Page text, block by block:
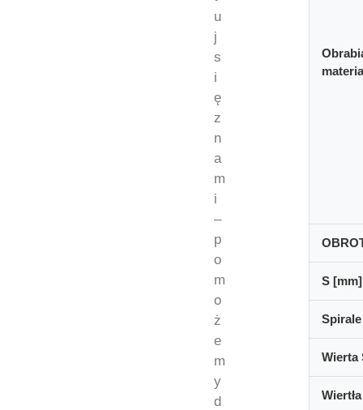
u
j
s
i
ę
z
n
a
m
i
–
p
o
m
o
ż
e
m
y
d
S [mm]
Spirale
Wierta
Wiertła